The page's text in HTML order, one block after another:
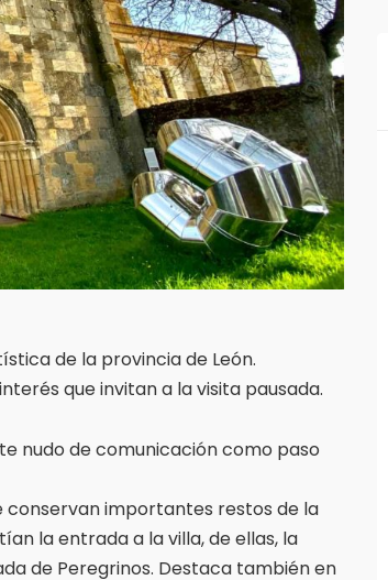
de la provincia de León.
que invitan a la visita pausada.
nudo de comunicación como paso
conservan importantes restos de la
la entrada a la villa, de ellas, la
de Peregrinos. Destaca también en